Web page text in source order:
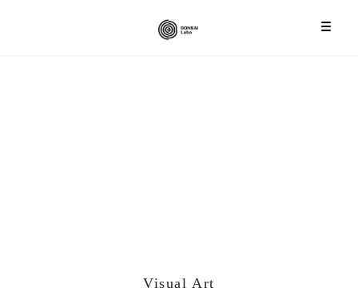
Visual Art